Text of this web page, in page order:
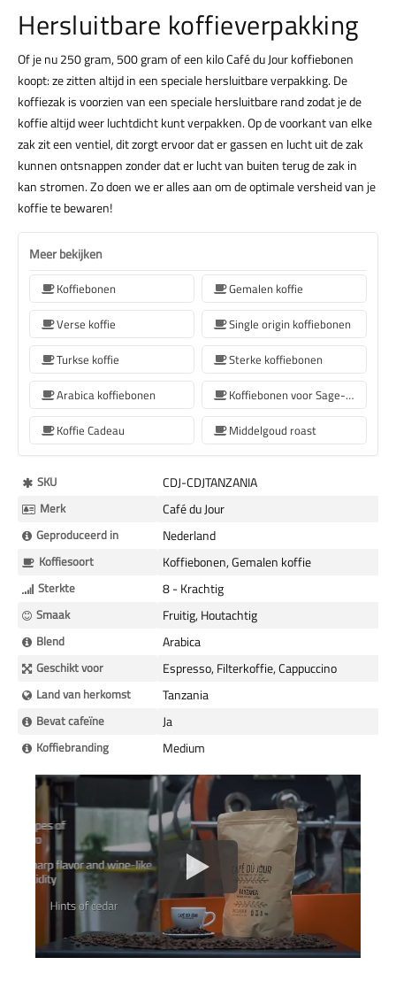
Hersluitbare koffieverpakking
Of je nu 250 gram, 500 gram of een kilo Café du Jour koffiebonen
koopt: ze zitten altijd in een speciale hersluitbare verpakking. De
koffiezak is voorzien van een speciale hersluitbare rand zodat je de
koffie altijd weer luchtdicht kunt verpakken. Op de voorkant van elke
zak zit een ventiel, dit zorgt ervoor dat er gassen en lucht uit de zak
kunnen ontsnappen zonder dat er lucht van buiten terug de zak in
kan stromen. Zo doen we er alles aan om de optimale versheid van je
koffie te bewaren!
Meer bekijken
Koffiebonen
Gemalen koffie
Verse koffie
Single origin koffiebonen
Turkse koffie
Sterke koffiebonen
Arabica koffiebonen
Koffiebonen voor Sage-koffiemachines
Koffie Cadeau
Middelgoud roast
Meer
Informatie
SKU CDJ-CDJTANZANIA
Merk Café du Jour
Geproduceerd in Nederland
Koffiesoort Koffiebonen, Gemalen koffie
Sterkte 8 - Krachtig
Smaak Fruitig, Houtachtig
Blend Arabica
Geschikt voor Espresso, Filterkoffie, Cappuccino
Land van herkomst Tanzania
Bevat cafeïne Ja
Koffiebranding Medium